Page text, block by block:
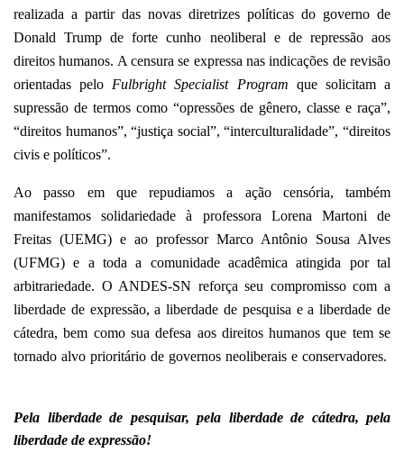
realizada a partir das novas diretrizes políticas do governo de
Donald Trump de forte cunho neoliberal e de repressão aos
direitos humanos. A censura se expressa nas indicações de revisão
orientadas pelo Fulbright Specialist Program que solicitam a
supressão de termos como “opressões de gênero, classe e raça”,
“direitos humanos”, “justiça social”, “interculturalidade”, “direitos
civis e políticos”.
Ao passo em que repudiamos a ação censória, também
manifestamos solidariedade à professora Lorena Martoni de
Freitas (UEMG) e ao professor Marco Antônio Sousa Alves
(UFMG) e a toda a comunidade acadêmica atingida por tal
arbitrariedade. O ANDES-SN reforça seu compromisso com a
liberdade de expressão, a liberdade de pesquisa e a liberdade de
cátedra, bem como sua defesa aos direitos humanos que tem se
tornado alvo prioritário de governos neoliberais e conservadores.
Pela liberdade de pesquisar, pela liberdade de cátedra, pela
liberdade de expressão!